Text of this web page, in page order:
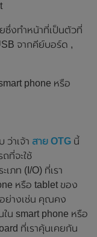
ซึ่งทำหน้าที่เป็นตัวที่
จากคีย์บอร์ด ,
phone หรือ
าเจ้า สาย OTG นี้
ที่จะใช้
ภท (I/O) ที่เรา
หรือ tablet ของ
ย่างเช่น คุณคง
น smart phone หรือ
ที่เราคุ้นเคยกัน